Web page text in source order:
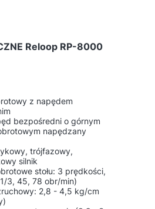
Reloop RP-8000
z napędem
bezpośredni o górnym
napędzany
trójfazowy,
silnik
stołu: 3 prędkości,
3, 45, 78 obr/min)
2,8 - 4,5 kg/cm